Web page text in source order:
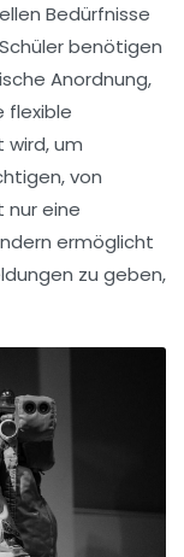
Bedürfnisse
benötigen
Anordnung,
flexible
um
von
nur eine
ermöglicht
zu geben,